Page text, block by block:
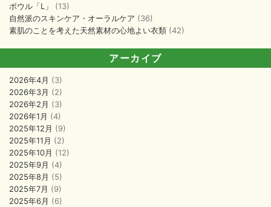
ボウル「L」
(13)
自然派のスキンケア・オーラルケア (36)
素肌のことを考えた天然素材の心地よい衣類 (42)
アーカイブ
2026年4月 (3)
2026年3月 (2)
2026年2月 (3)
2026年1月 (4)
2025年12月 (9)
2025年11月 (2)
2025年10月 (12)
2025年9月 (4)
2025年8月 (5)
2025年7月 (9)
2025年6月 (6)